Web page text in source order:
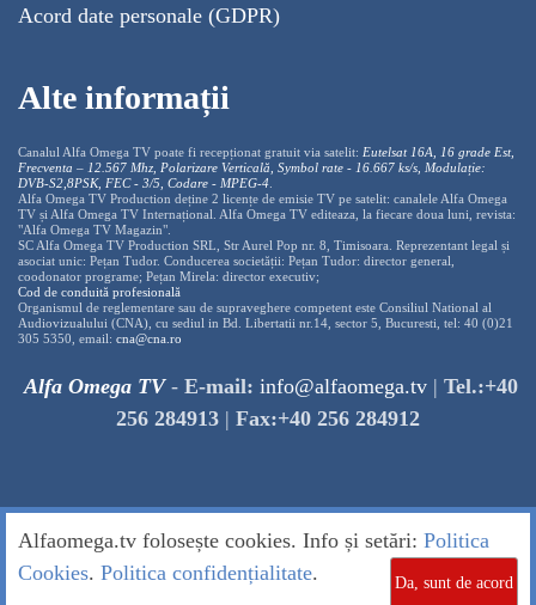
Acord date personale (GDPR)
Alte informații
Canalul Alfa Omega TV poate fi recepționat gratuit via satelit: Eutelsat 16A, 16 grade Est,
Frecventa – 12.567 Mhz, Polarizare Verticală, Symbol rate - 16.667 ks/s, Modulație:
DVB-S2,8PSK, FEC - 3/5, Codare - MPEG-4
Alfa Omega TV Production deține 2 licențe de emisie TV pe satelit: canalele Alfa Omega
TV și Alfa Omega TV Internațional. Alfa Omega TV editeaza, la fiecare doua luni, revista:
"Alfa Omega TV Magazin".
SC Alfa Omega TV Production SRL, Str Aurel Pop nr. 8, Timisoara. Reprezentant legal și
asociat unic: Pețan Tudor. Conducerea societății: Pețan Tudor: director general,
coodonator programe; Pețan Mirela: director executiv;
Cod de conduită profesională
Organismul de reglementare sau de supraveghere competent este Consiliul National al
Audiovizualului (CNA), cu sediul in Bd. Libertatii nr.14, sector 5, Bucuresti, tel: 40 (0)21
305 5350, email: cna@cna.ro
Alfa Omega TV- E-mail: info@alfaomega.tv | Tel.:+40
256 284913 | Fax:+40 256 284912
Alfaomega.tv folosește cookies. Info și setări: Politica
Cookies. Politica confidențialitate. Da, sunt de acord